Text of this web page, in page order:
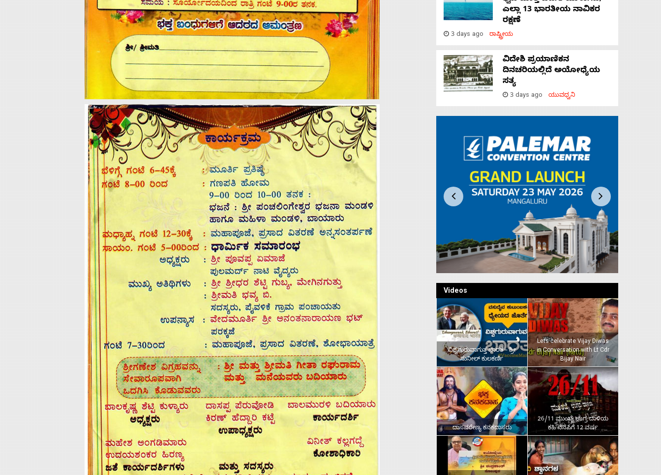
ಎಲ್ಲಾ 13 ಭಾರತೀಯ ನಾವಿಕರ
ರಕ್ಷಣೆ
3 days ago ರಾಷ್ಟ್ರೀಯ
ವಿದೇಶಿ ಪ್ರಯಾಣಿಕನ
ದಿನಚರಿಯಲ್ಲಿದೆ ಅಯೋಧ್ಯೆಯ
ಸತ್ಯ
3 days ago ಯುವಧ್ವನಿ
Videos
ವಿಶ್ವಗುರುವಾಗುತ್ತ ಭಾರತ – ಶ್ರೀ
ಸುನೀಲ್‌ ಕುಲಕರ್ಣಿ
Lets celebrate Vijay Diwas
in Conversation with Lt Cdr
Bijay Nair
ದಾಸವರೇಣ್ಯ ಕನಕದಾಸರು
26/11 ಮುಂಬೈ ಉಗ್ರ ದಾಳಿಯ
ಕಹಿ ನೆನಪಿಗೆ 12 ವರ್ಷ